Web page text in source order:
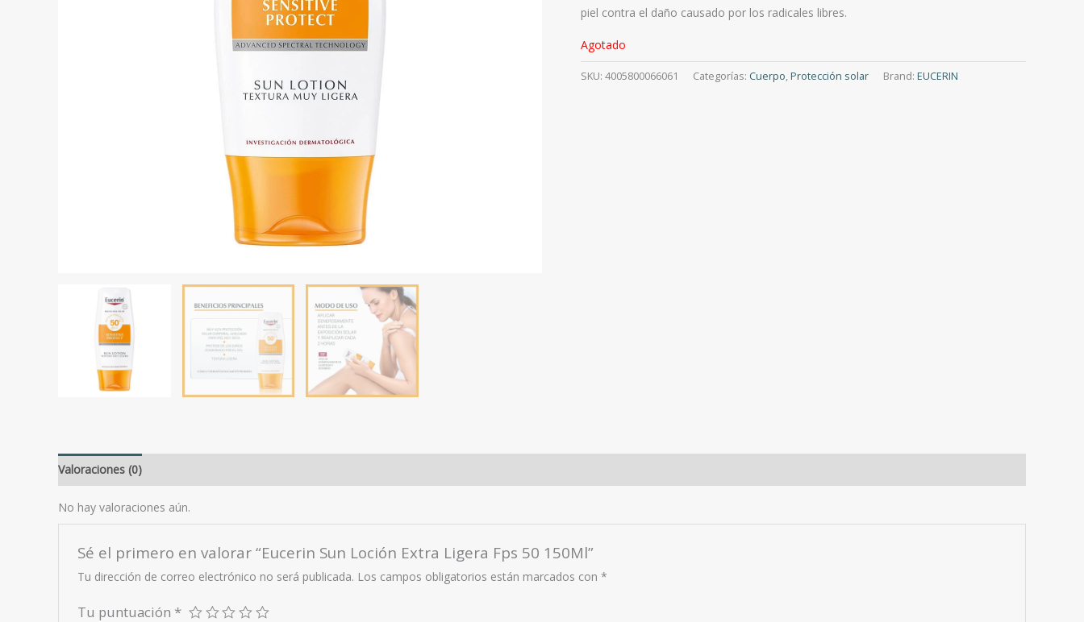
piel contra el daño causado por los radicales libres.
Agotado
SKU: 4005800066061 Categorías: Cuerpo,Protección solar Brand: EUCERIN
Valoraciones (0)
No hay valoraciones aún.
Sé el primero en valorar “Eucerin Sun Loción Extra Ligera Fps 50 150Ml”
Tu dirección de correo electrónico no será publicada. Los campos obligatorios están marcados con*
Tu puntuación *